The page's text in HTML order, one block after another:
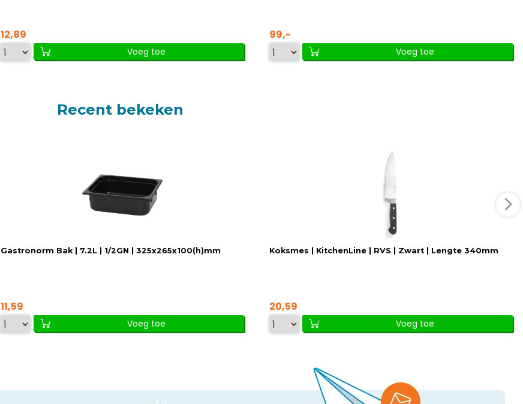
12,89
Voeg toe
99,-
Voeg toe
Recent bekeken
Gastronorm Bak | 7.2L | 1/2GN | 325x265x100(h)mm
11,59
Voeg toe
Koksmes | KitchenLine | RVS | Zwart | Lengte 340mm
20,59
Voeg toe